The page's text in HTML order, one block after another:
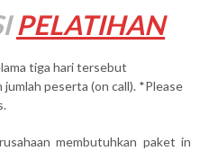
PELATIHAN
tiga hari tersebut
peserta (on call). *Please
membutuhkan paket in